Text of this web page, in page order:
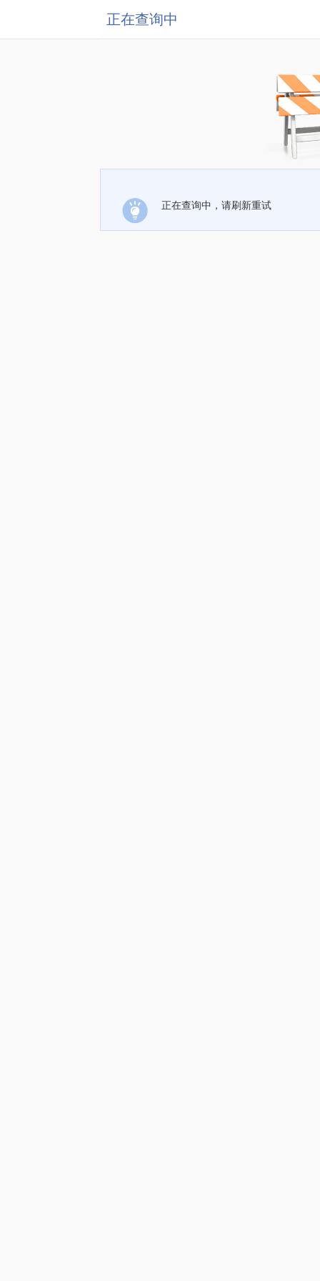
正在查询中
正在查询中，请刷新重试